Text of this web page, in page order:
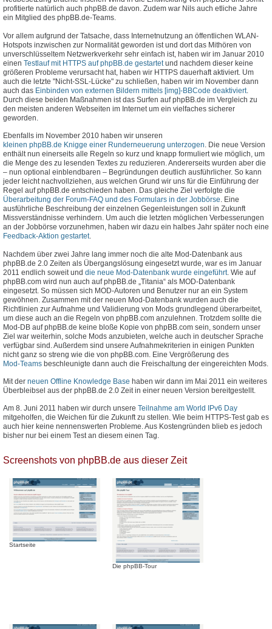
profitierte natürlich auch phpBB.de davon. Zudem war Nils auch etliche Jahre
ein Mitglied des phpBB.de-Teams.
Vor allem aufgrund der Tatsache, dass Internetnutzung an öffentlichen WLAN-
Hotspots inzwischen zur Normalität geworden ist und dort das Mithören von
unverschlüsseltem Netzwerkverkehr sehr einfach ist, haben wir im Januar 2010
einen Testlauf mit HTTPS auf phpBB.de gestartetund nachdem dieser keine
größeren Probleme verursacht hat, haben wir HTTPS dauerhaft aktiviert. Um
auch die letzte "Nicht-SSL-Lücke" zu schließen, haben wir im November dann
auch das Einbinden von externen Bildern mittels [img]-BBCode deaktiviert.
Durch diese beiden Maßnahmen ist das Surfen auf phpBB.de im Vergleich zu
den meisten anderen Webseiten im Internet um ein vielfaches sicherer
geworden.
Ebenfalls im November 2010 haben wir unseren
kleinen phpBB.de Knigge einer Runderneuerung unterzogen. Die neue Version
enthält nun einerseits alle Regeln so kurz und knapp formuliert wie möglich, um
die Menge des zu lesenden Textes zu reduzieren. Andererseits wurden aber die
– nun optional einblendbaren – Begründungen deutlich ausführlicher. So kann
jeder leicht nachvollziehen, aus welchen Grund wir uns für die Einführung der
Regel auf phpBB.de entschieden haben. Das gleiche Ziel verfolgte die
Überarbeitung der Forum-FAQ und des Formulars in der Jobbörse. Eine
ausführliche Beschreibung der einzelnen Gegenleistungen soll in Zukunft
Missverständnisse verhindern. Um auch die letzten möglichen Verbesserungen
an der Jobbörse vorzunehmen, haben wir dazu ein halbes Jahr später noch eine
Feedback-Aktion gestartet.
Nachdem über zwei Jahre lang immer noch die alte Mod-Datenbank aus
phpBB.de 2.0 Zeiten als Übergangslösung eingesetzt wurde, war es im Januar
2011 endlich soweit und die neue Mod-Datenbank wurde eingeführt. Wie auf
phpBB.com wird nun auch auf phpBB.de „Titania“ als MOD-Datenbank
eingesetzt. So müssen sich MOD-Autoren und Benutzer nur an ein System
gewöhnen. Zusammen mit der neuen Mod-Datenbank wurden auch die
Richtlinien zur Aufnahme und Validierung von Mods grundlegend überarbeitet,
um diese auch an die Regeln von phpBB.com anzulehnen. Trotzdem sollte die
Mod-DB auf phpBB.de keine bloße Kopie von phpBB.com sein, sondern unser
Ziel war weiterhin, solche Mods anzubieten, welche auch in deutscher Sprache
verfügbar sind. Außerdem sind unsere Aufnahmekriterien in einigen Punkten
nicht ganz so streng wie die von phpBB.com. Eine Vergrößerung des
Mod-Teams beschleunigte dann auch die Freischaltung der eingereichten Mods.
Mit der neuen Offline Knowledge Base haben wir dann im Mai 2011 ein weiteres
Überbleibsel aus der phpBB.de 2.0 Zeit in einer neuen Version bereitgestellt.
Am 8. Juni 2011 haben wir durch unsere Teilnahme am World IPv6 Day
mitgeholfen, die Weichen für die Zukunft zu stellen. Wie beim HTTPS-Test gab es
auch hier keine nennenswerten Probleme. Aus Kostengründen blieb es jedoch
bisher nur bei einem Test an diesem einen Tag.
Screenshots von phpBB.de aus dieser Zeit
Startseite
Die phpBB-Tour